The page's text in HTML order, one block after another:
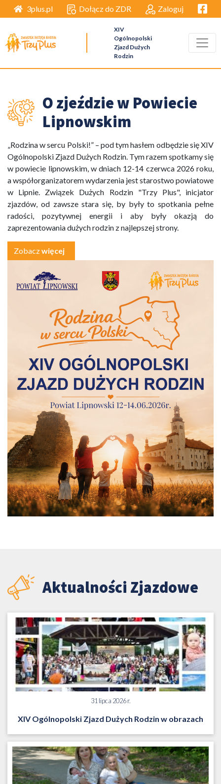
3plus.pl Dołącz do ZDR Zaloguj
XIV
Ogólnopolski
Zjazd Dużych
Rodzin
O zjeździe w Powiecie
Lipnowskim
„Rodzina w sercu Polski!” – pod tym hasłem odbędzie się XIV
Ogólnopolski Zjazd Dużych Rodzin. Tym razem spotkamy się
w powiecie lipnowskim, w dniach 12-14 czerwca 2026 roku,
a współorganizatorem wydarzenia jest starostwo powiatowe
w Lipnie. Związek Dużych Rodzin "Trzy Plus", inicjator
zjazdów, od zawsze stara się, by były to spotkania pełne
radości, pozytywnej energii i aby były okazją do
zaprezentowania dużych rodzin z najlepszej strony.
Zobaczwięcej
Aktualności Zjazdowe
31 lipca 2026 r.
XIV Ogólnopolski Zjazd Dużych Rodzin w obrazach